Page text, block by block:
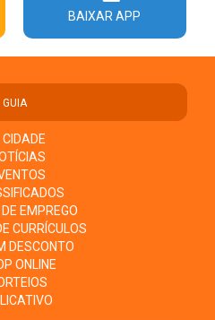
BAIXAR APP
GUIA
CIDADE
EMPREGO
CURRÍCULOS
DESCONTO
ONLINE